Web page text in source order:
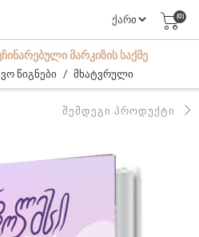
(0)
ᲛᲐᲠᲙᲘᲖᲘᲡ ᲡᲐᲥᲛᲔ
წიგნები / მხატვრული
ᲨᲔᲛᲓᲔᲒᲘ ᲞᲠᲝᲓᲣᲥᲢᲘ